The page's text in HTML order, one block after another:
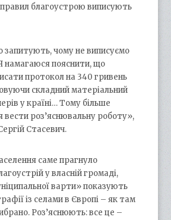
благоустрою виписують
запитують, чому не виписуємо
намагаюся пояснити, що
протокол на 340 гривень
складний матеріальний
у країні… Тому більше
вести роз’яснювальну роботу»,
Стасевич.
саме прагнуло
у власній громаді,
варти» показують
із селами в Європі – як там
Роз’яснюють: все це –